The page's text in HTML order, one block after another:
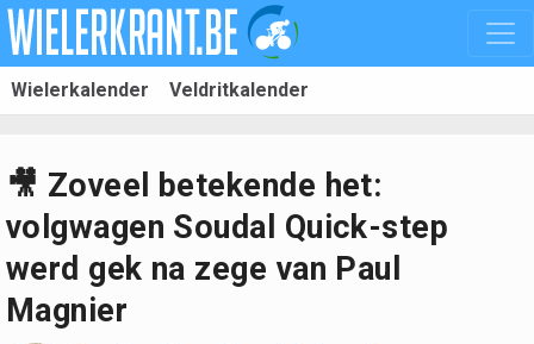
Wielerkalender Veldritkalender
🎥 Zoveel betekende het:
volgwagen Soudal Quick-step
werd gek na zege van Paul
Magnier